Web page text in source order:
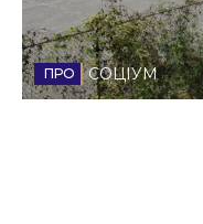
Втрачений
СОЦІУМ